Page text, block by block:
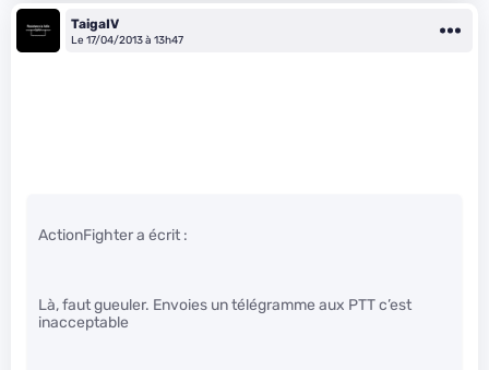
TaigaIV
Le 17/04/2013 à 13h47
ActionFighter a écrit :
Là, faut gueuler. Envoies un télégramme aux PTT c’est
inacceptable